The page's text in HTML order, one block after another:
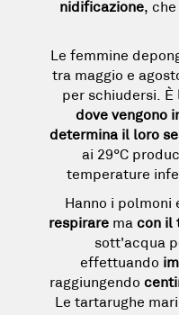
nidificazione, che
Le femmine
tra maggio e
per schiudersi. È
dove vengono
determina il loro
ai 29°C
temperature
Hanno i polmoni
respirare ma con il
sott'acqua
effettuando
raggiungendo
Le tartarughe